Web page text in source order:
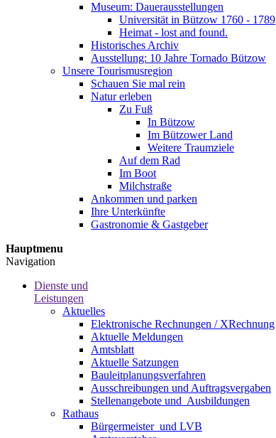
Museum: Dauerausstellungen
Universität in Bützow 1760 - 1789
Heimat - lost and found.
Historisches Archiv
Ausstellung: 10 Jahre Tornado Bützow
Unsere Tourismusregion
Schauen Sie mal rein
Natur erleben
Zu Fuß
In Bützow
Im Bützower Land
Weitere Traumziele
Auf dem Rad
Im Boot
Milchstraße
Ankommen und parken
Ihre Unterkünfte
Gastronomie & Gastgeber
Hauptmenu
Navigation
Dienste und
Leistungen
Aktuelles
Elektronische Rechnungen / XRechnung
Aktuelle Meldungen
Amtsblatt
Aktuelle Satzungen
Bauleitplanungsverfahren
Ausschreibungen und Auftragsvergaben
Stellenangebote und ­­ Ausbildungen
Rathaus
Bürgermeister ­ und LVB